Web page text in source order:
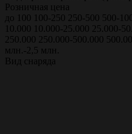
Розничная цена
до 100 100-250 250-500 500-
10.000 10.000-25.000 25.000-
250.000 250.000-500.000
млн.-2,5 млн.
Вид снаряда